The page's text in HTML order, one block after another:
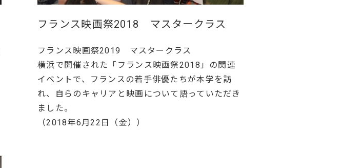
フランス映画祭2018 マスタークラス
フランス映画祭2019 マスタークラス
横浜で開催された「フランス映画祭2018」の関連
イベントで、フランスの若手俳優たちが本学を訪
れ、自らのキャリアと映画について語っていただき
ました。
（2018年6月22日（金））